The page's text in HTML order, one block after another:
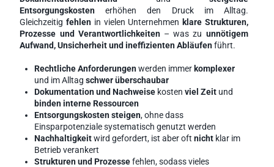
Entsorgungskosten erhöhen den Druck im Alltag.
Gleichzeitig fehlen in vielen Unternehmen klare Strukturen,
Prozesse und Verantwortlichkeiten – was zu unnötigem
Aufwand, Unsicherheit und ineffizienten Abläufen führt.
Rechtliche Anforderungen werden immer
und im Alltag schwer überschaubar
Dokumentation und Nachweise kosten viel Zeit
binden interne Ressourcen
Entsorgungskosten steigen, ohne dass
Einsparpotenziale systematisch genutzt werden
Nachhaltigkeit wird gefordert, ist aber oft nicht klar im
Betrieb verankert
Strukturen und Prozesse